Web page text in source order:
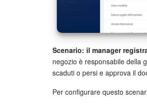
Scenario: il manager
negozio è responsabile della
scaduti o persi e approva il
Per configurare questo